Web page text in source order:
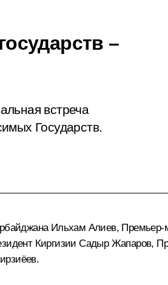
–
встреча
Государств.
Ильхам Алиев, Премьер-
КиргизииСадыр Жапаров,
.